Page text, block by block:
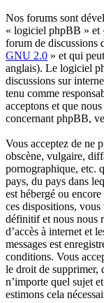
Nos forums sont
« logiciel phpBB » et
forum de discussions
GNU 2.0 » et qui
anglais). Le logiciel
discussions sur
tenu comme
acceptons et que
concernant phpBB,
Vous acceptez de ne
obscène, vulgaire,
pornographique, etc.
pays, du pays dans
est hébergé ou
ces dispositions,
définitif et nous nous
d’accès à internet et
messages est
conditions. Vous
le droit de supprimer,
n’importe quel sujet
estimons cela